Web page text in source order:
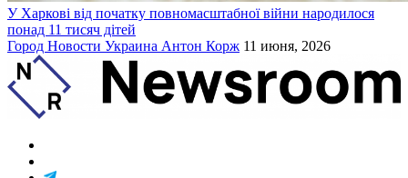
У Харкові від початку повномасштабної війни народилося
понад 11 тисяч дітей
Город Новости Украина Антон Корж 11 июня, 2026